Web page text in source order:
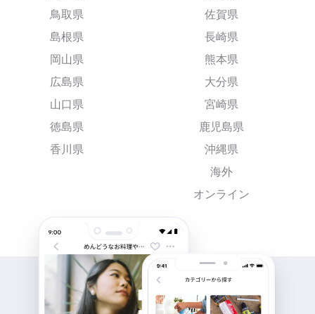
鳥取県
島根県
岡山県
広島県
山口県
徳島県
香川県
佐賀県
長崎県
熊本県
大分県
宮崎県
鹿児島県
沖縄県
海外
オンライン